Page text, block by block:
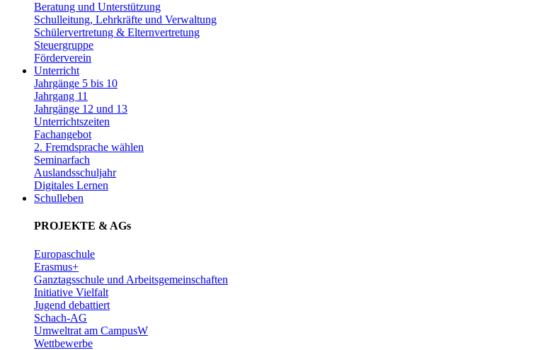
Beratung und Unterstützung
Schulleitung, Lehrkräfte und Verwaltung
Schülervertretung & Elternvertretung
Steuergruppe
Förderverein
Unterricht
Jahrgänge 5 bis 10
Jahrgang 11
Jahrgänge 12 und 13
Unterrichtszeiten
Fachangebot
2. Fremdsprache wählen
Seminarfach
Auslandsschuljahr
Digitales Lernen
Schulleben
PROJEKTE & AGs
Europaschule
Erasmus+
Ganztagsschule und Arbeitsgemeinschaften
Initiative Vielfalt
Jugend debattiert
Schach-AG
Umweltrat am CampusW
Wettbewerbe